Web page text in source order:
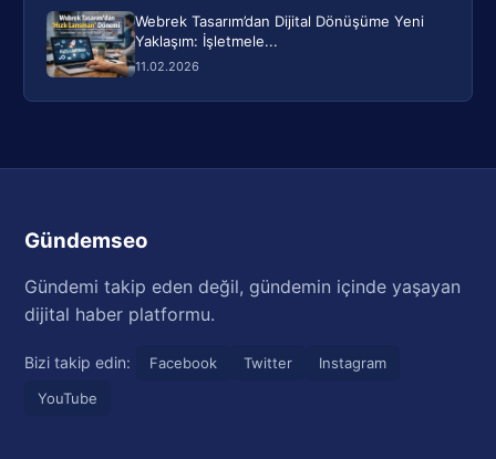
Webrek Tasarım’dan Dijital Dönüşüme Yeni
Yaklaşım: İşletmele...
11.02.2026
Gündemseo
Gündemi takip eden değil, gündemin içinde yaşayan
dijital haber platformu.
Bizi takip edin: Facebook Twitter
Instagram
YouTube